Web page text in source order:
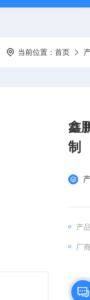
当前位置： 首页
鑫
制
产
厂